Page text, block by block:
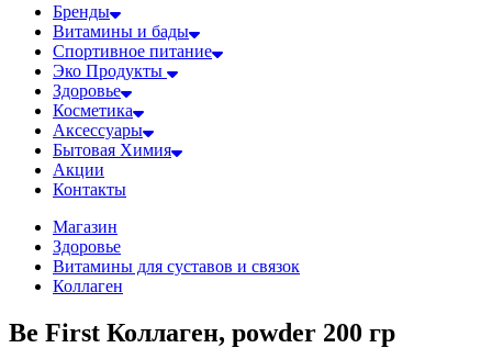
Бренды
Витамины и бады
Спортивное питание
Эко Продукты
Здоровье
Косметика
Аксессуары
Бытовая Химия
Акции
Контакты
Магазин
Здоровье
Витамины для суставов и связок
Коллаген
Be First Коллаген, powder 200 гр